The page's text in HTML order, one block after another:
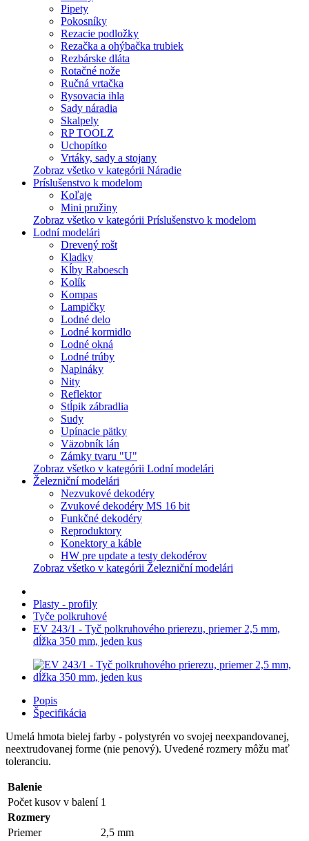
Pipety
Pokosníky
Rezacie podložky
Rezačka a ohýbačka trubiek
Rezbárske dláta
Rotačné nože
Ručná vrtačka
Rysovacia ihla
Sady náradia
Skalpely
RP TOOLZ
Uchopítko
Vrtáky, sady a stojany
Zobraz všetko v kategórii Náradie
Príslušenstvo k modelom
Koľaje
Mini pružiny
Zobraz všetko v kategórii Príslušenstvo k modelom
Lodní modelári
Drevený rošt
Kladky
Kĺby Raboesch
Kolík
Kompas
Lampičky
Lodné delo
Lodné kormidlo
Lodné okná
Lodné trúby
Napináky
Nity
Reflektor
Stĺpik zábradlia
Sudy
Upínacie pätky
Väzobník lán
Zámky tvaru "U"
Zobraz všetko v kategórii Lodní modelári
Železniční modelári
Nezvukové dekodéry
Zvukové dekodéry MS 16 bit
Funkčné dekodéry
Reproduktory
Konektory a káble
HW pre update a testy dekodérov
Zobraz všetko v kategórii Železniční modelári
Plasty - profily
Tyče polkruhové
EV 243/1 - Tyč polkruhového prierezu, priemer 2,5 mm,
dĺžka 350 mm, jeden kus
Popis
Špecifikácia
Umelá hmota bielej farby - polystyrén vo svojej neexpandovanej,
neextrudovanej forme (nie penový). Uvedené rozmery môžu mať
toleranciu.
Balenie
Počet kusov v balení 1
Rozmery
Priemer
2,5 mm